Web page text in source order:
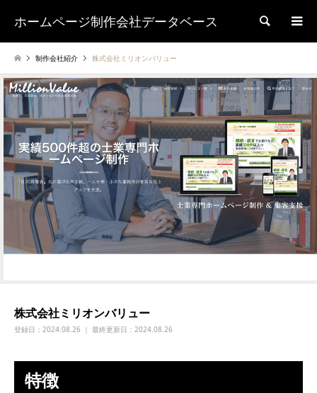
ホームページ制作会社データベース 検索
制作会社紹介 株式会社ミリオンバリュー
株式会社ミリオンバリュー
登録日： 2024.08.26 ｜ 最終更新日：2024.08.26
特徴